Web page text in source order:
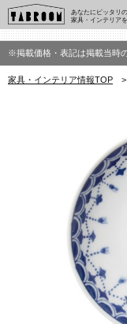
あなたにピッタリの
家具・インテリアを
※掲載価格・表記は掲載当時
家具・インテリア情報TOP >